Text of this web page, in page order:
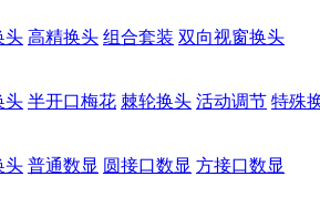
头 高精换头 组合套装 双向视窗换头
头 半开口梅花 棘轮换头 活动调节 特殊
头 普通数显 圆接口数显 方接口数显